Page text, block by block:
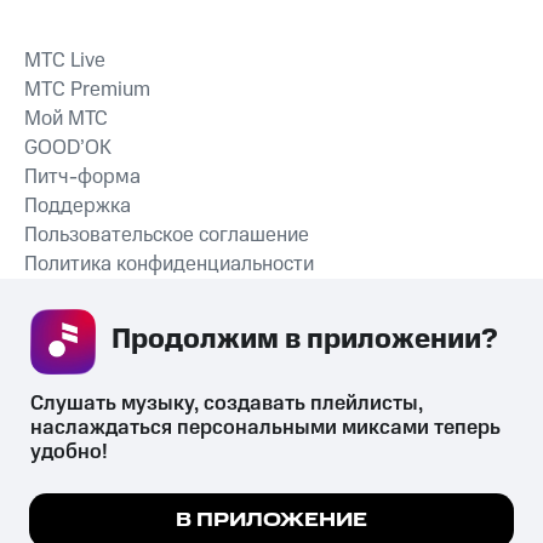
СКАЧАТЬ ПРИЛОЖЕНИЕ
MTС Live
MTС Premium
Мой МТС
GOOD’OK
Питч-форма
Поддержка
Пользовательское соглашение
Политика конфиденциальности
психотропных веществ, их аналогов причиняет вред здоровью,
их незаконный оборот запрещён и влечёт установленную
Мы используем куки, чтобы на сайте все
Подробнее
Слушать музыку, создавать плейлисты,
наслаждаться персональными миксами теперь
удобно!
В ПРИЛОЖЕНИЕ